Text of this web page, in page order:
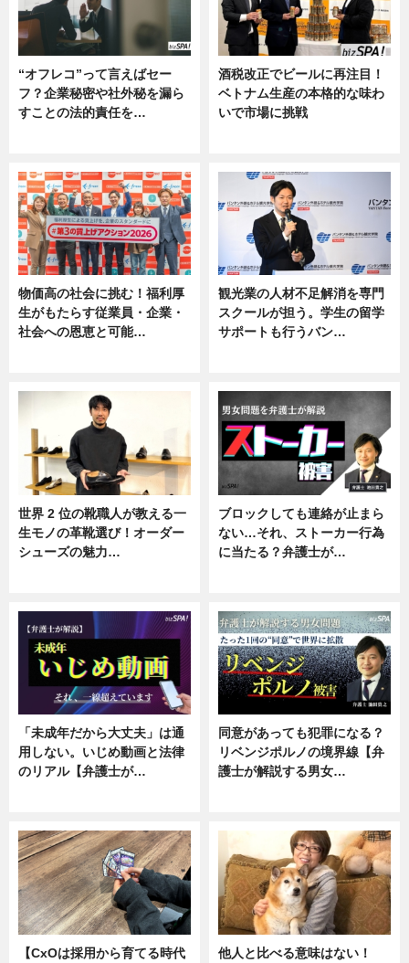
“オフレコ”って言えばセー
フ？企業秘密や社外秘を漏ら
すことの法的責任を…
酒税改正でビールに再注目！
ベトナム生産の本格的な味わ
いで市場に挑戦
物価高の社会に挑む！福利厚
生がもたらす従業員・企業・
社会への恩恵と可能…
観光業の人材不足解消を専門
スクールが担う。学生の留学
サポートも行うバン…
世界 2 位の靴職人が教える一
生モノの革靴選び！オーダー
シューズの魅力…
ブロックしても連絡が止まら
ない…それ、ストーカー行為
に当たる？弁護士が…
「未成年だから大丈夫」は通
用しない。いじめ動画と法律
のリアル【弁護士が…
同意があっても犯罪になる？
リベンジポルノの境界線【弁
護士が解説する男女…
【CxOは採用から育てる時代
他人と比べる意味はない！